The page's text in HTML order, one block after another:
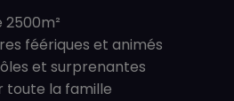
féériques et animés
et surprenantes
toute la famille